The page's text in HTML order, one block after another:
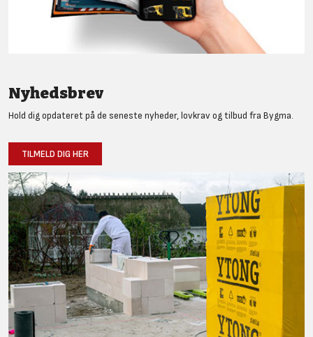
Nyhedsbrev
Hold dig opdateret på de seneste nyheder, lovkrav og tilbud fra Bygma.
TILMELD DIG HER